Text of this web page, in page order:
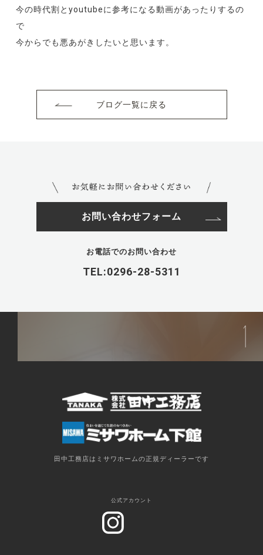
今の時代割とyoutubeに参考になる動画があったりするの
で
今からでも悪あがきしたいと思います。
ブログ一覧に戻る
お問い合わせフォーム
お電話でのお問い合わせ
TEL:0296-28-5311
田中工務店はミサワホームの正規ディーラーです
公式アカウント